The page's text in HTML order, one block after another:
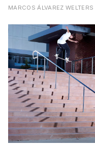
MARCOS ÁLVAREZ WELTERS